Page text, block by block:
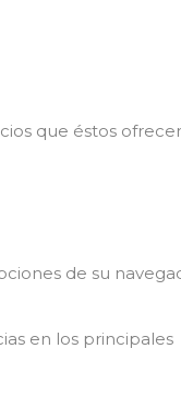
que éstos
de su
en los principales